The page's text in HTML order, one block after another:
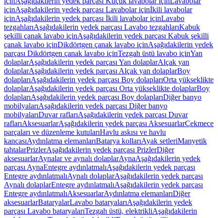
içinAşağıdakilerin yedek parçası Lavabolar içinİkili lavabolar
içinAşağıdakilerin yedek parçası İkili lavabolar içinLavabo
tezgahlarıAşağıdakilerin yedek parçası Lavabo tezgahlarıKabuk
şekilli çanak lavabo içinAşağıdakilerin yedek parçası Kabuk şekilli
çanak lavabo içinDikdörtgen çanak lavabo içinAşağıdakilerin yedek
parçası Dikdörtgen çanak lavabo içinTezgah üstü lavabo içinYan
dolaplarAşağıdakilerin yedek parçası Yan dolaplarAlçak yan
dolaplarAşağıdakilerin yedek parçası Alçak yan dolaplarBoy
dolaplarıAşağıdakilerin yedek parçası Boy dolaplarıOrta yükseklikte
dolaplarAşağıdakilerin yedek parçası Orta yükseklikte dolaplarBoy
dolaplarıAşağıdakilerin yedek parçası Boy dolaplarıDiğer banyo
mobilyalarıAşağıdakilerin yedek parçası Diğer banyo
mobilyalarıDuvar raflarıAşağıdakilerin yedek parçası Duvar
raflarıAksesuarlarAşağıdakilerin yedek parçası AksesuarlarÇekmece
parçaları ve düzenleme kutularıHavlu askısı ve havlu
kancasıAydınlatma elemanlarıBatarya kollarıAyak setleriManyetik
tahtalarPrizlerAşağıdakilerin yedek parçası PrizlerDiğer
aksesuarlarAynalar ve aynalı dolaplarAynaAşağıdakilerin yedek
parçası AynaEntegre aydınlatmalıAşağıdakilerin yedek parçası
Entegre aydınlatmalıAynalı dolaplarAşağıdakilerin yedek parçası
Aynalı dolaplarEntegre aydınlatmalıAşağıdakilerin yedek parçası
Entegre aydınlatmalıAksesuarlarAydınlatma elemanlarıDiğer
aksesuarlarBataryalarLavabo bataryalarıAşağıdakilerin yedek
parçası Lavabo bataryalarıTezgah üstü, elektrikliAşağıdakilerin